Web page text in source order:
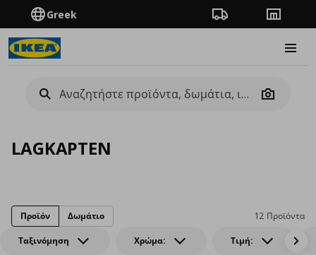
Greek Πορεία παραγγελίας
Camera
LAGKAPTEN
Ταξινόμηση Χρώμα: Τιμή:
12 Προϊόντα
Προϊόν Δωμάτιο